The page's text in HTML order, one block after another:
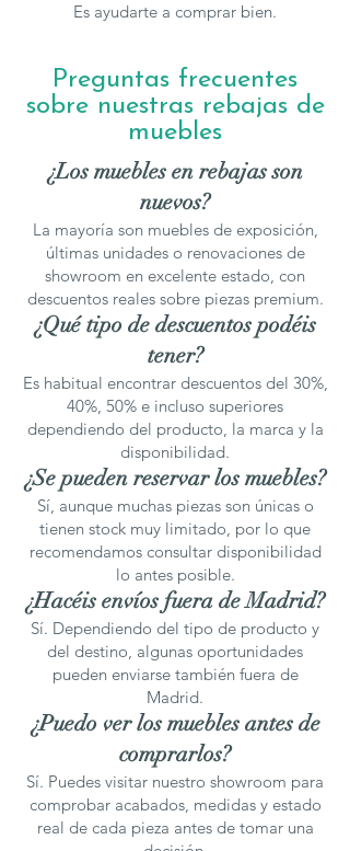
Es ayudarte a comprar bien.
Preguntas frecuentes
sobre nuestras rebajas de
muebles
¿Los muebles en rebajas son
nuevos?
La mayoría son muebles de exposición,
últimas unidades o renovaciones de
showroom en excelente estado, con
descuentos reales sobre piezas premium.
¿Qué tipo de descuentos podéis
tener?
Es habitual encontrar descuentos del 30%,
40%, 50% e incluso superiores
dependiendo del producto, la marca y la
disponibilidad.
¿Se pueden reservar los muebles?
Sí, aunque muchas piezas son únicas o
tienen stock muy limitado, por lo que
recomendamos consultar disponibilidad
lo antes posible.
¿Hacéis envíos fuera de Madrid?
Sí. Dependiendo del tipo de producto y
del destino, algunas oportunidades
pueden enviarse también fuera de
Madrid.
¿Puedo ver los muebles antes de
comprarlos?
Sí. Puedes visitar nuestro showroom para
comprobar acabados, medidas y estado
real de cada pieza antes de tomar una